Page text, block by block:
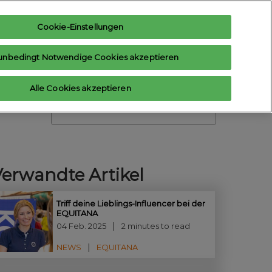
anmelden Aussteller anfragen
Aussteller-Hub
Suche
Artikel
Triff deine Lieblings-Influencer bei der
EQUITANA
04 Feb. 2025
2 minutes to read
NEWS EQUITANA
Cookie-Einstellungen
Notwendige Cookies akzeptieren
Alle Cookies akzeptieren